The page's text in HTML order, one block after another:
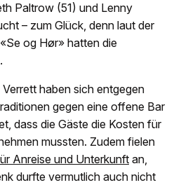
Paltrow (51) und Lenny
– zum Glück, denn laut der
og Hør» hatten die
haben sich entgegen
gegen eine offene Bar
dass die Gäste die Kosten für
mussten. Zudem fielen
Anreise und Unterkunft an,
durfte vermutlich auch nicht